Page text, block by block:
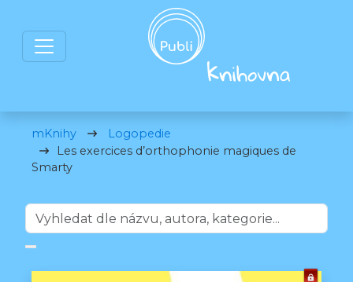
mKnihy
Logopedie
Les exercices d’orthophonie magiques de
Smarty